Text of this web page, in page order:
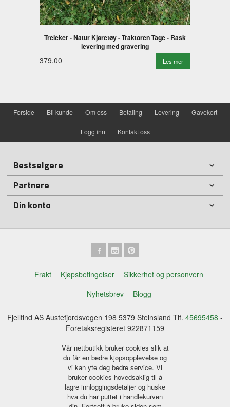
Treleker - Natur Kjøretøy - Traktoren Tage - Rask
levering med gravering
379,00 Les mer
Forside Bli kunde Om oss Betaling Levering Gavekort
Logg inn Kontakt oss
Bestselgere
Partnere
Din konto
Frakt Kjøpsbetingelser
Sikkerhet og personvern
Nyhetsbrev
Blogg
Fjelltind AS Austefjordsvegen 198 5379 Steinsland Tlf. 45695458 -
Foretaksregisteret 922871159
Vår nettbutikk bruker cookies slik at
du får en bedre kjøpsopplevelse og
vi kan yte deg bedre service. Vi
bruker cookies hovedsaklig til å
lagre innloggingsdetaljer og huske
hva du har puttet i handlekurven